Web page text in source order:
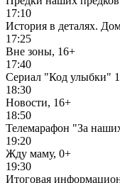
17:10
История в деталях.
17:25
Вне зоны, 16+
17:40
Сериал "Код улыбки"
18:30
Новости, 16+
18:50
Телемарафон "За
19:20
Жду маму, 0+
19:30
Итоговая